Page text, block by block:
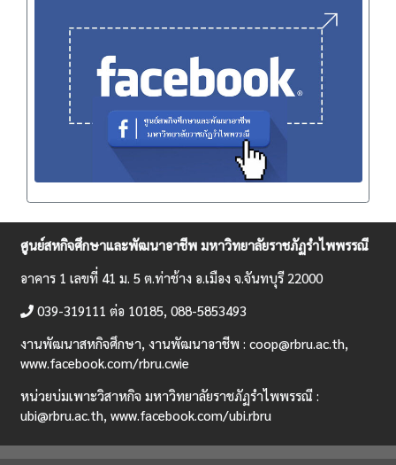
ศูนย์สหกิจศึกษาและพัฒนาอาชีพ มหาวิทยาลัยราชภัฏรำไพพรรณี
อาคาร 1 เลขที่ 41 ม. 5 ต.ท่าช้าง อ.เมือง จ.จันทบุรี 22000
039-319111 ต่อ 10185, 088-5853493
งานพัฒนาสหกิจศึกษา, งานพัฒนาอาชีพ : coop@rbru.ac.th,
www.facebook.com/rbru.cwie
หน่วยบ่มเพาะวิสาหกิจ มหาวิทยาลัยราชภัฏรำไพพรรณี :
ubi@rbru.ac.th, www.facebook.com/ubi.rbru